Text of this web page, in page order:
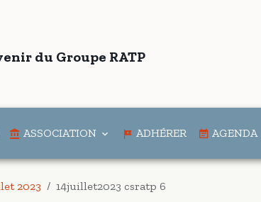
du Groupe RATP
ASSOCIATION ADHÉRER AGENDA
2023 14juillet2023 csratp 6